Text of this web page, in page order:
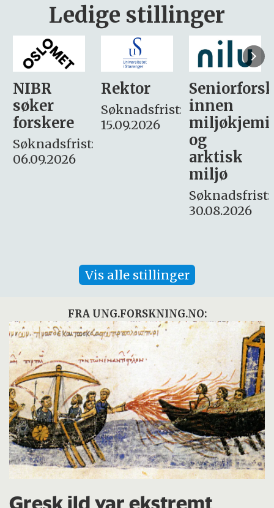
Ledige stillinger
Rektor
Søknadsfrist:
15.09.2026
Seniorforsker
innen
miljøkjemi
søker
– fast
Søknadsfrist:
16. august.
Vis alle stillinger
FRA UNG.FORSKNING.NO:
Gresk ild var ekstremt